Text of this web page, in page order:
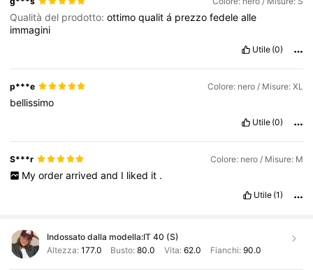
Qualità del prodotto:ottimoqualitá prezzofedelealle
immagini
Utile (0)
p***e Colore: nero / Misure: XL
bellissimo
Utile (0)
S***r Colore: nero / Misure: M
My order arrived and I liked it .
Utile (1)
Indossato dalla modella:IT 40 (S)
Altezza: 177.0 Busto:80.0 Vita: 62.0 Fianchi: 90.0